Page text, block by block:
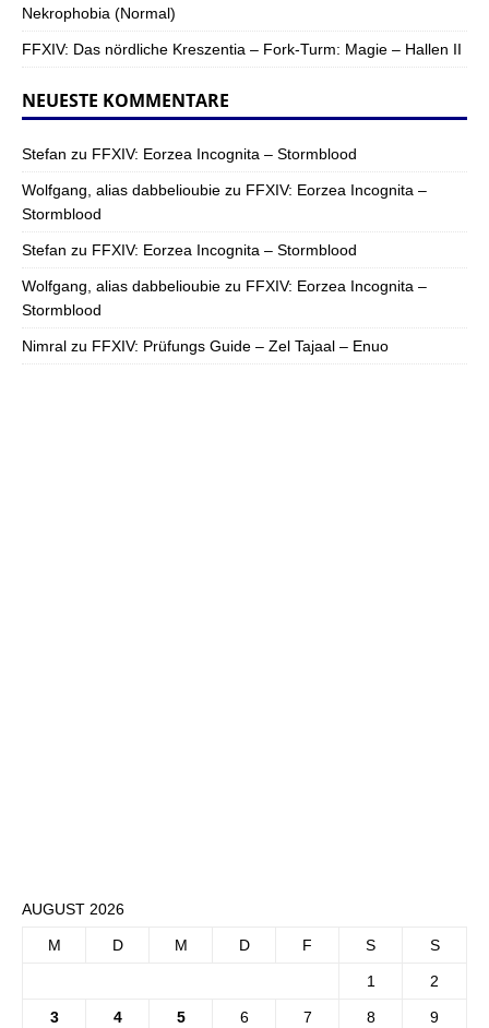
Nekrophobia (Normal)
FFXIV: Das nördliche Kreszentia – Fork-Turm: Magie – Hallen II
NEUESTE KOMMENTARE
Stefan zu FFXIV: Eorzea Incognita – Stormblood
Wolfgang, alias dabbelioubie zu FFXIV: Eorzea Incognita –
Stormblood
Stefan zu FFXIV: Eorzea Incognita – Stormblood
Wolfgang, alias dabbelioubie zu FFXIV: Eorzea Incognita –
Stormblood
Nimral zu FFXIV: Prüfungs Guide – Zel Tajaal – Enuo
AUGUST 2026
M D M D F S S
1 2
3 4 5 6 7 8 9